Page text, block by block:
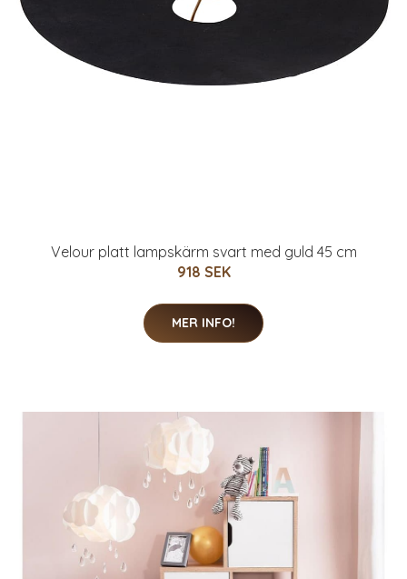
Velour platt lampskärm svart med guld 45 cm
918 SEK
MER INFO!